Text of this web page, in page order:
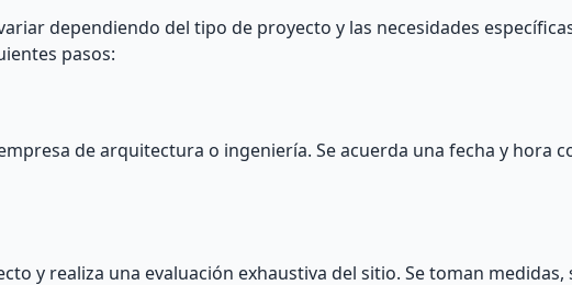
dependiendo del tipo de proyecto y las necesidades
pasos:
de arquitectura o ingeniería. Se acuerda una fecha y hora
y realiza una evaluación exhaustiva del sitio. Se toman medidas,